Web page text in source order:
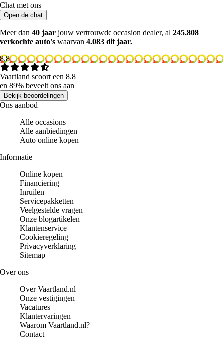
Chat met ons
Open de chat
Meer dan 40 jaar jouw vertrouwde occasion dealer, al 245.808
verkochte auto's waarvan 4.083 dit jaar.
8.8
Vaartland scoort een 8.8
en 89% beveelt ons aan
Bekijk beoordelingen
Ons aanbod
Alle occasions
Alle aanbiedingen
Auto online kopen
Informatie
Online kopen
Financiering
Inruilen
Servicepakketten
Veelgestelde vragen
Onze blogartikelen
Klantenservice
Cookieregeling
Privacyverklaring
Sitemap
Over ons
Over Vaartland.nl
Onze vestigingen
Vacatures
Klantervaringen
Waarom Vaartland.nl?
Contact